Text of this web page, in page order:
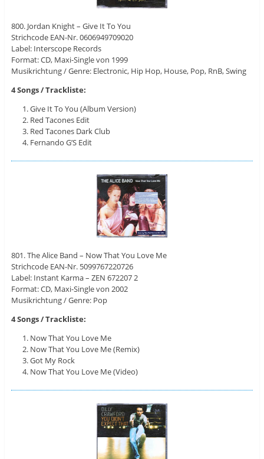
800. Jordan Knight – Give It To You
Strichcode EAN-Nr. 0606949709020
Label: Interscope Records
Format: CD, Maxi-Single von 1999
Musikrichtung / Genre: Electronic, Hip Hop, House, Pop, RnB, Swing
4 Songs / Trackliste:
Give It To You (Album Version)
Red Tacones Edit
Red Tacones Dark Club
Fernando G’S Edit
801. The Alice Band – Now That You Love Me
Strichcode EAN-Nr. 5099767220726
Label: Instant Karma ‎– ZEN 672207 2
Format: CD, Maxi-Single von 2002
Musikrichtung / Genre: Pop
4 Songs / Trackliste:
Now That You Love Me
Now That You Love Me (Remix)
Got My Rock
Now That You Love Me (Video)